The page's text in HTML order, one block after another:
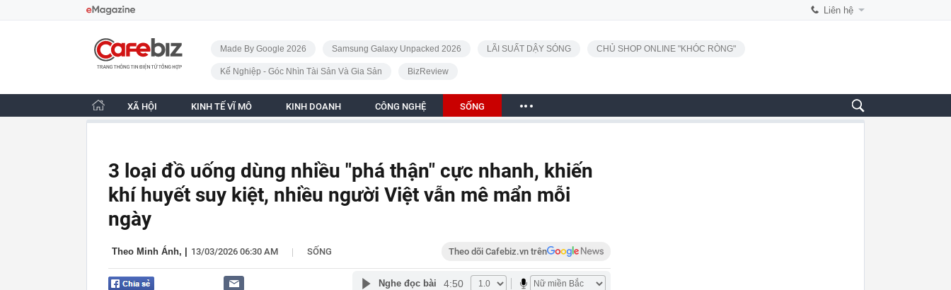
Liên hệ
CafeBiz - Trang chủ
Made By Google 2026 Samsung Galaxy Unpacked 2026 LÃI SUẤT DẬY SÓNG CHỦ SHOP ONLINE "KHÓC RÒNG"
Kế Nghiệp - Góc Nhìn Tài Sản Và Gia Sản BizReview
XÃ HỘI KINH TẾ VĨ MÔ KINH DOANH CÔNG NGHỆ SỐNG
3 loại đồ uống dùng nhiều "phá thận" cực nhanh, khiến
khí huyết suy kiệt, nhiều người Việt vẫn mê mẩn mỗi
ngày
Theo Minh Ánh, 13/03/2026 06:30 AM | SỐNG Theo dõi Cafebiz.vn trên
Nghe đọc bài 4:50